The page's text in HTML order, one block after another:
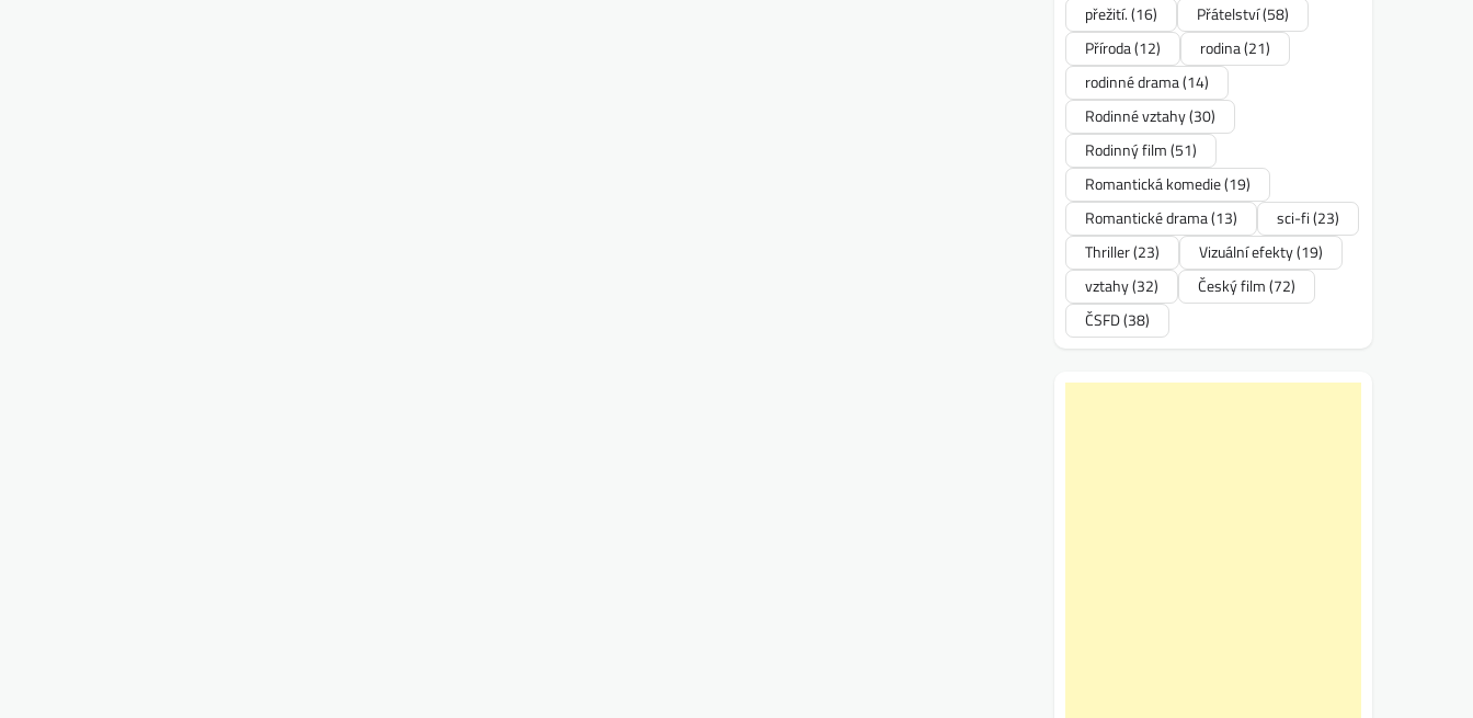
přežití.(16) Přátelství(58)
Příroda(12) rodina(21)
rodinné drama(14)
Rodinné vztahy(30)
Rodinný film(51)
Romantická komedie(19)
Romantické drama(13) sci-fi(23)
Thriller(23) Vizuální efekty(19)
vztahy(32) Český film(72)
ČSFD(38)